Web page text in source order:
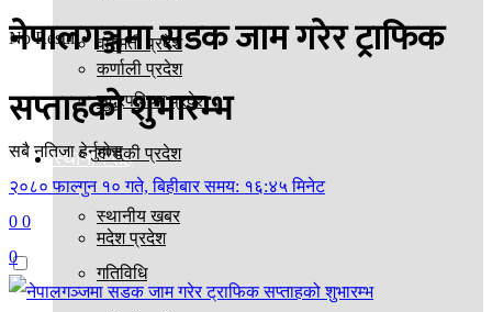
वागमती प्रदेश
सुदूरपश्चिम प्रदेश
स्थानीय तह
स्थानीय खबर
गतिविधि
कर्णाली प्रदेश
गण्डकी प्रदेश
मदेश प्रदेश
No Result
सबै नतिजा हेर्नुहोस्
नेपालगञ्जमा सडक जाम गरेर ट्राफिक
सप्ताहको शुभारम्भ
२०८० फाल्गुन १० गते, बिहीबार समय: १६:४५ मिनेट
0 0
0